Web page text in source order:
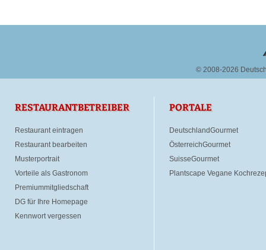
© 2008-2026
RESTAURANTBETREIBER
Restaurant eintragen
Restaurant bearbeiten
Musterportrait
Vorteile als Gastronom
Premiummitgliedschaft
DG für Ihre Homepage
Kennwort vergessen
PORTALE
DeutschlandGourmet
ÖsterreichGourmet
SuisseGourmet
Plantscape Vegane